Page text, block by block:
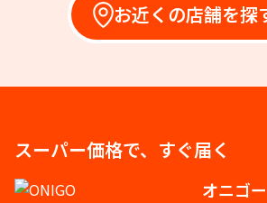
お近くの店舗を探
スーパー価格で、すぐ届く
オニゴー